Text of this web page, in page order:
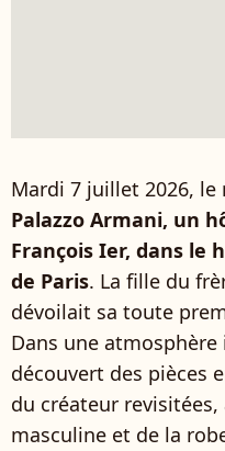
Mardi 7 juillet 2026, le
Palazzo Armani, un
François Ier, dans le
de Paris. La fille du
dévoilait sa toute
Dans une
découvert des pièces
du créateur revisitées,
masculine et de la